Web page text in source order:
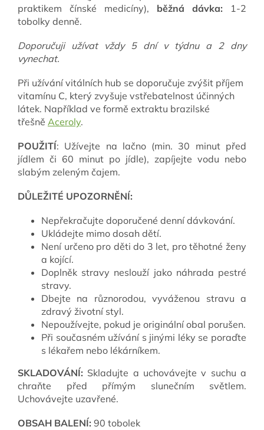
praktikem čínské medicíny), běžná dávka: 1-2
tobolky denně.
Doporučuji užívat vždy 5 dní v týdnu a 2 dny
vynechat.
Při užívání vitálních hub se doporučuje zvýšit příjem
vitamínu C, který zvyšuje vstřebatelnost účinných
látek. Například ve formě extraktu brazilské
třešně Aceroly.
POUŽITÍ: Užívejte na lačno (min. 30 minut před
jídlem či 60 minut po jídle), zapíjejte vodu nebo
slabým zeleným čajem.
DŮLEŽITÉ UPOZORNĚNÍ:
Nepřekračujte doporučené denní dávkování.
Ukládejte mimo dosah dětí.
Není určeno pro děti do 3 let, pro těhotné ženy
a kojící.
Doplněk stravy neslouží jako náhrada pestré
stravy.
Dbejte na různorodou, vyváženou stravu a
zdravý životní styl.
Nepoužívejte, pokud je originální obal porušen.
Při současném užívání s jinými léky se poraďte
s lékařem nebo lékárníkem.
SKLADOVÁNÍ: Skladujte a uchovávejte v suchu a
chraňte před přímým slunečním světlem.
Uchovávejte uzavřené.
OBSAH BALENÍ: 90 tobolek